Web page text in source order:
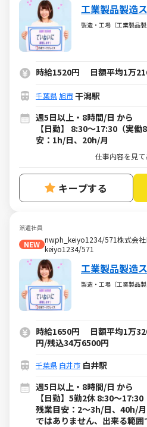
工業製品製造
製造・工場（工業製品製
時給1520円 日額平均1万
千葉県旭市干潟駅
週5日以上・8時間/日 から
【日勤】 8:30～17:30（実
安：1h/日、20h/月
仕事内容を見て
キープする
派遣社員
NEW nwph_keiyo1234/571株式会社
keiyo1234/571
工業製品製造
製造・工場（工業製品製
時給1650円 日額平均1万
円/残込34万6500円
千葉県 白井市 白井駅
週5日以上・8時間/日 から
【日勤】5勤2休 8:30～
残業目安：2～3h/日、40h/
ではありません、出来る範囲